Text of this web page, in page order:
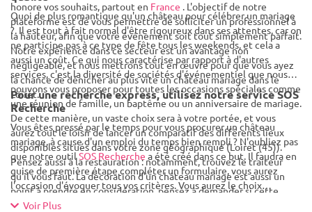
honore vos souhaits, partout en France . L'objectif de notre
plateforme est de vous permettre de solliciter un professionnel à
la hauteur, afin que votre événement soit tout simplement parfait.
Notre expérience dans ce secteur est un avantage non
négligeable, et nous mettrons tout en œuvre pour que vous ayez
la chance de dénicher au plus vite un château mariage dans le
Loiret.
Quoi de plus romantique qu'un château pour célébrer un mariage
?. Il est tout à fait normal d'être rigoureux dans ses attentes, car on
ne participe pas à ce type de fête tous les weekends, et cela a
aussi un coût. Ce qui nous caractérise par rapport à d'autres
services, c'est la diversité de sociétés d'événementiel que nous
pouvons vous proposer pour toutes les occasions spéciales comme
une réunion de famille, un baptême ou un anniversaire de mariage.
De cette manière, un vaste choix sera à votre portée, et vous
aurez tout le loisir de lancer un comparatif des différents lieux
disponibles situés dans votre zone géographique (Loiret (45)).
Pensez aussi à la restauration : notamment, trouvez le traiteur
qu'il vous faut. La décoration d'un château mariage est aussi un
point à prendre en considération, pensez à demander si cette
prestation est incluse. Un autre critère compte également, il
Pour une recherche express, utilisez notre service SOS
Recherche
Vous êtes pressé par le temps pour vous procurer un château
mariage, à cause d'un emploi du temps bien rempli ? N'oubliez pas
que notre outilSOS Recherche a été créé dans ce but. Il faudra en
guise de première étape compléter un formulaire, vous aurez
l'occasion d'évoquer tous vos critères. Vous aurez le choix
concernant la nécessité d'avoir recours à un service de
Voir Plus